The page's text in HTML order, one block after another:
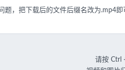
题，把下载后的文件后缀名改为.mp4即
请按 Ctrl